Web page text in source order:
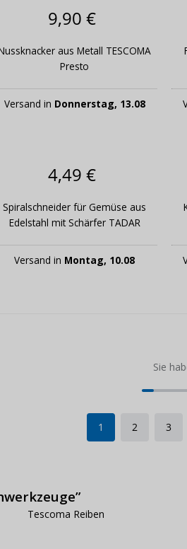
9,90 €
aus Metall TESCOMA
Presto
Versand in Donnerstag, 13.08
4,49 €
Spiralschneider für Gemüse aus
Edelstahl mit Schärfer TADAR
Versand in Montag, 10.08
Sie
1 2 3
Tescoma Reiben